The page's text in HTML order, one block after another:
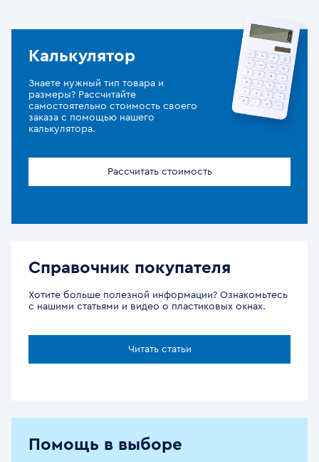
Калькулятор
Знаете нужный тип товара и
размеры? Рассчитайте
самостоятельно стоимость своего
заказа с помощью нашего
калькулятора.
Рассчитать стоимость
Справочник покупателя
Хотите больше полезной информации? Ознакомьтесь
с нашими статьями и видео о пластиковых окнах.
Читать статьи
Помощь в выборе